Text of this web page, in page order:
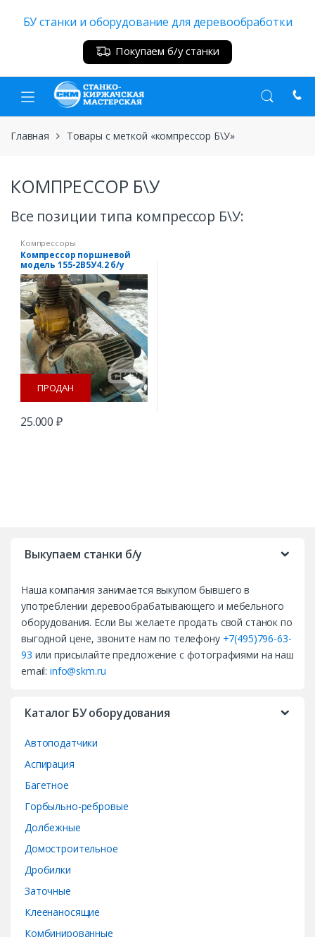
БУ станки и оборудование для деревообработки
Покупаем б/у станки
Главная Товары с меткой «компрессор Б\У»
КОМПРЕССОР Б\У
Все позиции типа компрессор Б\У:
Компрессоры
Компрессор поршневой
модель 155-2В5У4.2 б/у
ПРОДАН
25.000₽
Выкупаем станки б/у
Наша компания занимается выкупом бывшего в
употреблении деревообрабатывающего и мебельного
оборудования. Если Вы желаете продать свой станок по
выгодной цене, звоните нам по телефону +7(495)796-63-
93 или присылайте предложение с фотографиями на наш
email:info@skm.ru
Каталог БУ оборудования
Автоподатчики
Аспирация
Багетное
Горбыльно-ребровые
Долбежные
Домостроительное
Дробилки
Заточные
Клеенаносящие
Комбинированные